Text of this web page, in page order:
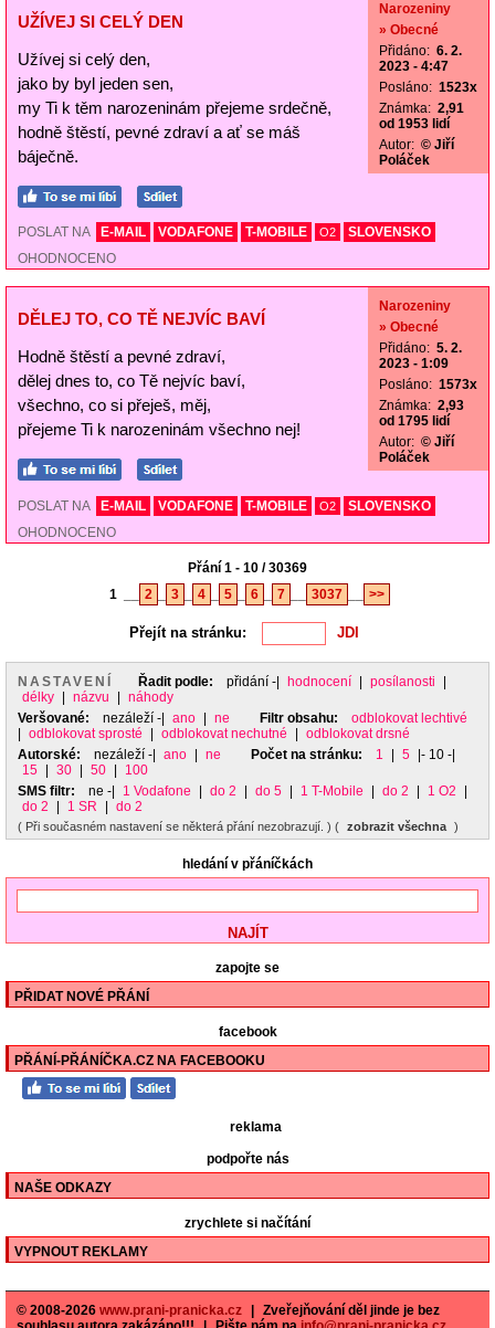
UŽÍVEJ SI CELÝ DEN
Užívej si celý den,
jako by byl jeden sen,
my Ti k těm narozeninám přejeme srdečně,
hodně štěstí, pevné zdraví a ať se máš
báječně.
Narozeniny
» Obecné
Přidáno: 6. 2.
2023 - 4:47
Posláno: 1523x
Známka: 2,91
od 1953 lidí
Autor: © Jiří
Poláček
POSLAT NA E-MAIL VODAFONE T-MOBILE O2
SLOVENSKO
OHODNOCENO
DĚLEJ TO, CO TĚ NEJVÍC BAVÍ
Hodně štěstí a pevné zdraví,
dělej dnes to, co Tě nejvíc baví,
všechno, co si přeješ, měj,
přejeme Ti k narozeninám všechno nej!
Narozeniny
» Obecné
Přidáno: 5. 2.
2023 - 1:09
Posláno: 1573x
Známka: 2,93
od 1795 lidí
Autor: © Jiří
Poláček
POSLAT NA E-MAIL VODAFONE T-MOBILE O2
SLOVENSKO
OHODNOCENO
Přání 1 - 10 / 30369
1
2 3 4 5 6 7 3037 >>
Přejít na stránku:
NASTAVENÍ Řadit podle: přidání -| hodnocení posílanosti
délky
názvu
náhody
Veršované:
nezáleží -| ano ne Filtr obsahu:
odblokovat lechtivé
odblokovat sprosté odblokovat nechutné
odblokovat drsné
Autorské:
nezáleží -| ano ne Počet na stránku: 1 5
|- 10 -|
15
30 50
100
SMS filtr:
ne -| 1 Vodafone do 2 do 5 1 T-Mobile do 2 1 O2
do 2
1 SR do 2
( Při současném nastavení se některá přání nezobrazují. ) ( zobrazit všechna )
hledání v přáníčkách
zapojte se
PŘIDAT NOVÉ PŘÁNÍ
facebook
PŘÁNÍ-PŘÁNÍČKA.CZ NA FACEBOOKU
reklama
podpořte nás
NAŠE ODKAZY
zrychlete si načítání
VYPNOUT REKLAMY
© 2008-2026 www.prani-pranicka.cz
Zveřejňování děl jinde je bez